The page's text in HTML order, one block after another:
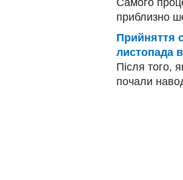
приблизно
Прийняття
листопада в
Після того,
почали